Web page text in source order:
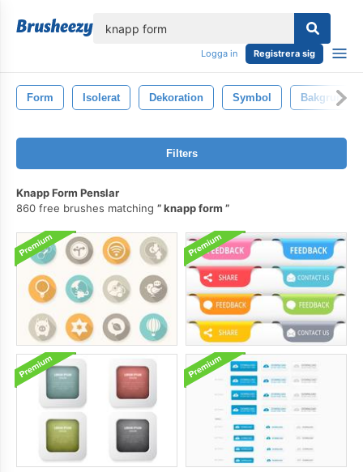
Logga in Registrera sig
Form Isolerat Dekoration Symbol Bakgrund
Filters
Knapp Form Penslar
860 free brushes matching
knapp form